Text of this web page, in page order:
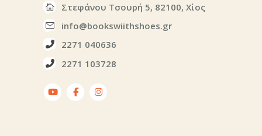
Στεφάνου Τσουρή 5, 82100, Χίος
info@bookswiithshoes.gr
2271 040636
2271 103728